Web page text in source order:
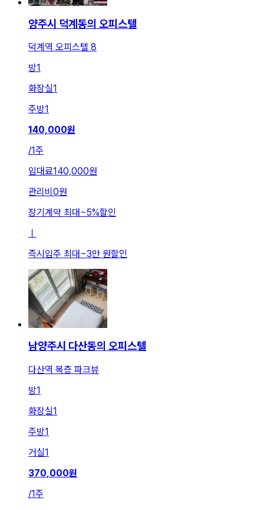
양주시 덕계동의 오피스텔
덕계역 오피스텔 8
방1
화장실1
주방1
140,000원
/1주
임대료140,000원
관리비 0원
장기계약 최대 ~5%할인
즉시입주 최대 ~3만 원할인
남양주시 다산동의 오피스텔
다산역 복층 파크뷰
방1
화장실1
주방1
거실1
370,000원
/1주